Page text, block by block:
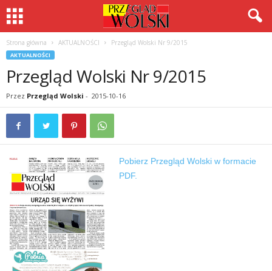
Strona główna AKTUALNOŚCI Przegląd Wolski Nr 9/2015
AKTUALNOŚCI
Przegląd Wolski Nr 9/2015
Przez Przegląd Wolski - 2015-10-16
Pobierz Przegląd Wolski w formacie
PDF.